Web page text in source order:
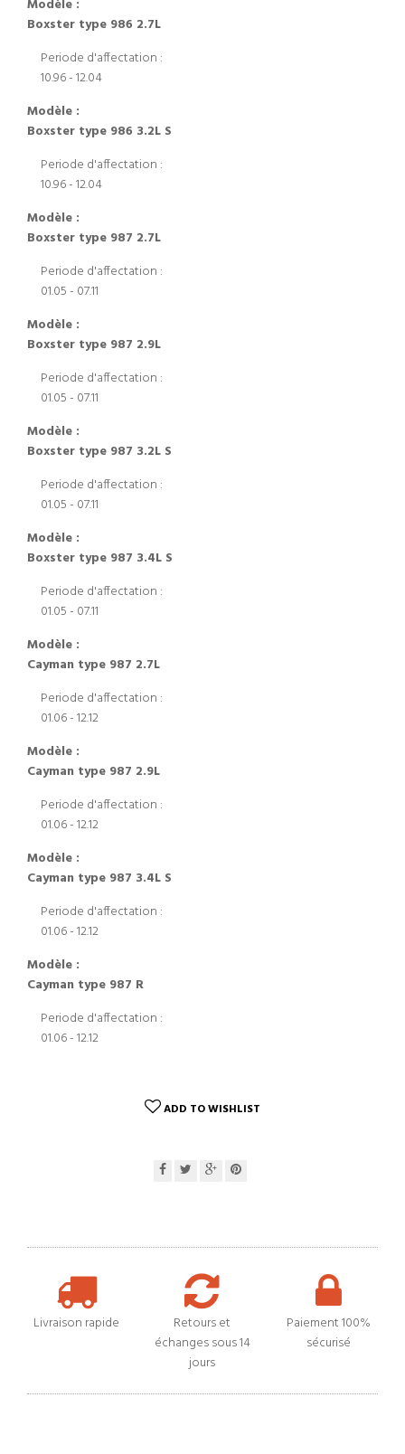
Modèle :
Boxster type 986 2.7L
Periode d'affectation :
10.96 - 12.04
Modèle :
Boxster type 986 3.2L S
Periode d'affectation :
10.96 - 12.04
Modèle :
Boxster type 987 2.7L
Periode d'affectation :
01.05 - 07.11
Modèle :
Boxster type 987 2.9L
Periode d'affectation :
01.05 - 07.11
Modèle :
Boxster type 987 3.2L S
Periode d'affectation :
01.05 - 07.11
Modèle :
Boxster type 987 3.4L S
Periode d'affectation :
01.05 - 07.11
Modèle :
Cayman type 987 2.7L
Periode d'affectation :
01.06 - 12.12
Modèle :
Cayman type 987 2.9L
Periode d'affectation :
01.06 - 12.12
Modèle :
Cayman type 987 3.4L S
Periode d'affectation :
01.06 - 12.12
Modèle :
Cayman type 987 R
Periode d'affectation :
01.06 - 12.12
ADD TO WISHLIST
Livraison rapide
Retours et
échanges sous 14
jours
Paiement 100%
sécurisé